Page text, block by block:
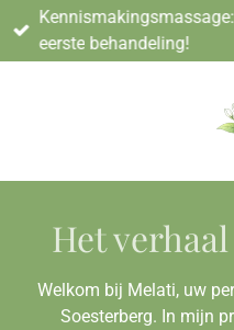
Ga
directeerste behandeling!
Het
Welkom bij Melati, uw
Soesterberg. In mijn